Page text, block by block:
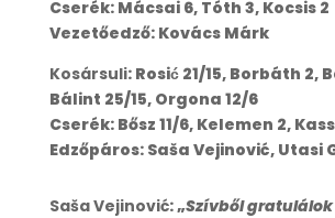
Cserék: Mácsai 6, Tóth 3, Kocsis 2
Vezetőedző: Kovács Márk
Kosársuli: Rosić 21/15, Borbáth 2,
Bálint 25/15, Orgona 12/6
Cserék: Bősz 11/6, Kelemen 2,
Edzőpáros: Saša Vejinović, Utasi
Saša Vejinović: „Szívből